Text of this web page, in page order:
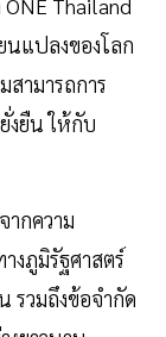
นแปลงของโลก
สามารถการ
งยืน ให้กับ
กความ
งภูมิรัฐศาสตร์
รวมถึงข้อจำกัด